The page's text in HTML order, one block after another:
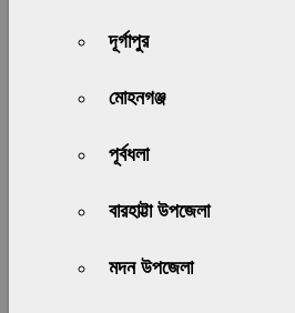
দূর্গাপুর
মোহনগঞ্জ
পূর্বধলা
বারহাট্টা উপজেলা
মদন উপজেলা